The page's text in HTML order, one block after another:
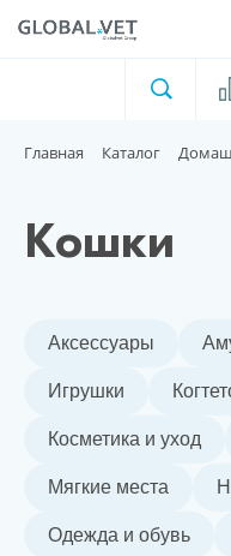
Домашние
Домой
Акции
Новости
Главная Каталог
Кошки
Аксессуары
Игрушки
Косметика и уход
Мягкие места
Одежда и обувь